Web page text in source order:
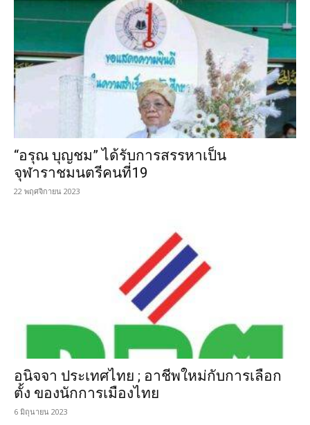
“อรุณ บุญชม” ได้รับการสรรหาเป็น
จุฬาราชมนตรีคนที่19
22 พฤศจิกายน 2023
อนิจจา ประเทศไทย ; อาชีพใหม่กับการเลือก
ตั้ง ของนักการเมืองไทย
6 มิถุนายน 2023